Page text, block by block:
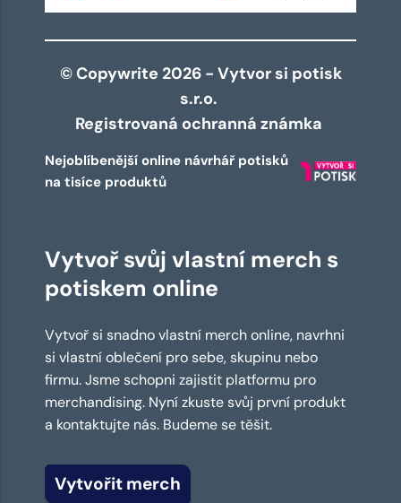
© Copywrite 2026 - Vytvor si potisk
s.r.o.
Registrovaná ochranná známka
Nejoblíbenější online návrhář potisků
na tisíce produktů
Vytvoř svůj vlastní merch s
potiskem online
Vytvoř si snadno vlastní merch online, navrhni
si vlastní oblečení pro sebe, skupinu nebo
firmu. Jsme schopni zajistit platformu pro
merchandising. Nyní zkuste svůj první produkt
a kontaktujte nás. Budeme se těšit.
Vytvořit merch